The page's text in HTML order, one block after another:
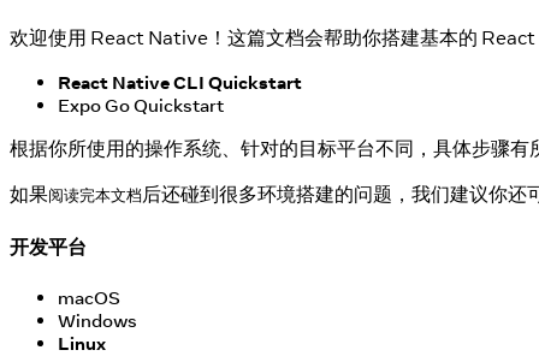
欢迎使用 React Native！这篇文档会帮助你搭建基本的
React Native CLI Quickstart
Expo Go Quickstart
根据你所使用的操作系统、针对的目标平台不同，具体步骤
如果阅读完本文档 后还碰到很多环境搭建的问题，我们建议你还
开发平台
macOS
Windows
Linux